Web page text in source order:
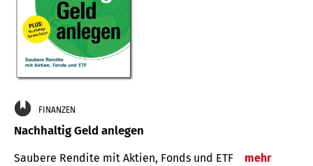
FINANZEN
Nachhaltig Geld anlegen
Saubere Rendite mit Aktien, Fonds und ETF mehr